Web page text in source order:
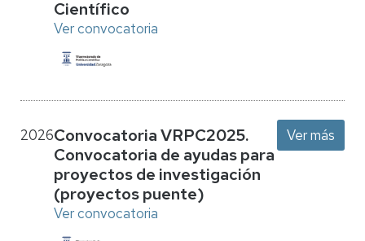
Científico
Ver convocatoria
2026Convocatoria VRPC2025.
Convocatoria de ayudas para
proyectos de investigación
(proyectos puente)
Ver convocatoria
Ver más